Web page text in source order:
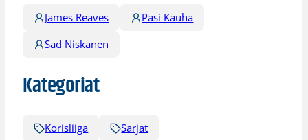
James Reaves
Pasi Kauha
Sad Niskanen
Kategoriat
Korisliiga Sarjat